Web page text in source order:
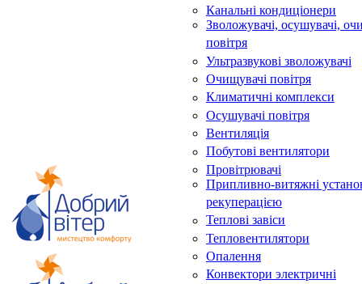
Канальні кондиціонери
Зволожувачі, осушувачі,
повітря
Ультразвукові зволожувачі
Очищувачі повітря
Климатичні комплекси
Осушувачі повітря
Вентиляція
Побутові вентилятори
Провітрювачі
Припливно-витяжні
рекуперацією
Теплові завіси
Тепловентилятори
Опалення
Конвектори электричні